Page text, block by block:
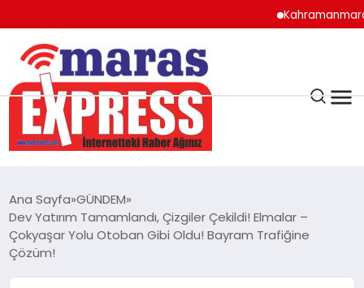
Kahramanmaraş’ta
K.MARAŞ
ANDIRIN
Ana Sayfa GÜNDEM
Dev Yatırım Tamamlandı, Çizgiler Çekildi! Elmalar –
Çokyaşar Yolu Otoban Gibi Oldu! Bayram Trafiğine
Çözüm!